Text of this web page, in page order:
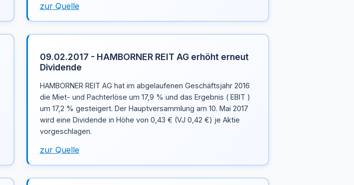
zur Quelle
09.02.2017 - HAMBORNER REIT AG erhöht erneut
Dividende
HAMBORNER REIT AG hat im abgelaufenen Geschäftsjahr 2016
die Miet- und Pachterlöse um 17,9 % und das Ergebnis ( EBIT )
um 17,2 % gesteigert. Der Hauptversammlung am 10. Mai 2017
wird eine Dividende in Höhe von 0,43 € (VJ 0,42 €) je Aktie
vorgeschlagen.
zur Quelle